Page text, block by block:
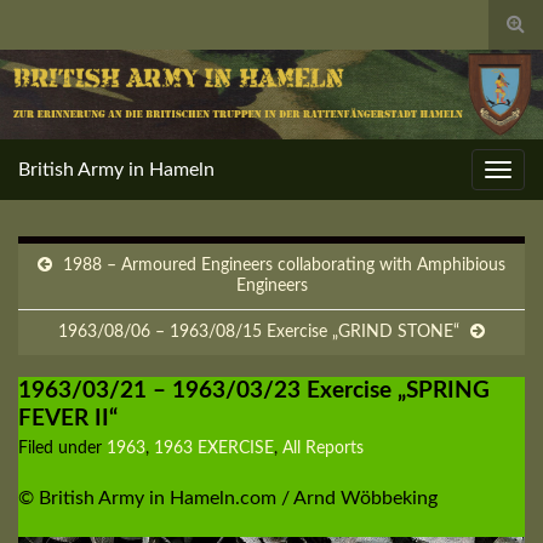
British Army in Hameln
1988 – Armoured Engineers collaborating with Amphibious
Engineers
1963/08/06 – 1963/08/15 Exercise „GRIND STONE“
1963/03/21 – 1963/03/23 Exercise „SPRING
FEVER II“
Filed under 1963, 1963 EXERCISE, All Reports
© British Army in Hameln.com / Arnd Wöbbeking